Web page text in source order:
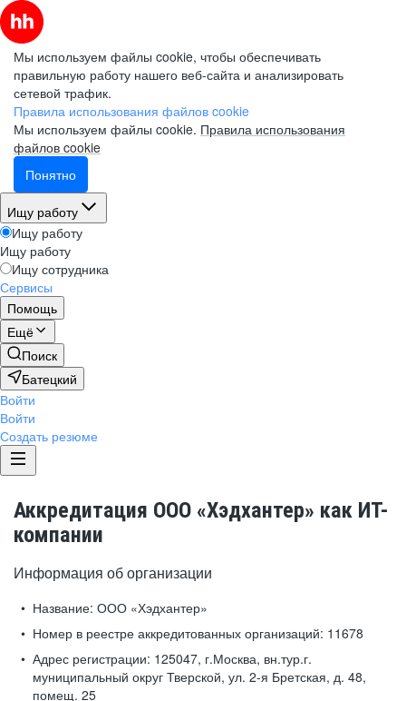
Мы используем файлы cookie, чтобы обеспечивать
правильную работу нашего веб-сайта и анализировать
сетевой трафик.
Правила использования файлов cookie
Мы используем файлы cookie. Правила использования
файлов cookie
Понятно
Ищу работу
Ищу работу
Ищу работу
Ищу сотрудника
Сервисы
Помощь
Ещё
Поиск
Батецкий
Войти
Войти
Создать резюме
Аккредитация ООО «Хэдхантер» как ИТ-
компании
Информация об организации
Название: ООО «Хэдхантер»
Номер в реестре аккредитованных организаций: 11678
Адрес регистрации: 125047, г.Москва, вн.тур.г.
муниципальный округ Тверской, ул. 2-я Бретская, д. 48,
помещ. 25